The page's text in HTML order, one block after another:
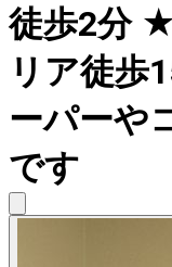
徒歩2分
リア徒歩
ーパーや
です